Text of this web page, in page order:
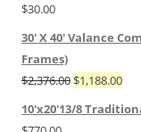
$30.00
30' X 40' Valance
Frames)
$2,376.00 $1,188.00
10'x20'13/8